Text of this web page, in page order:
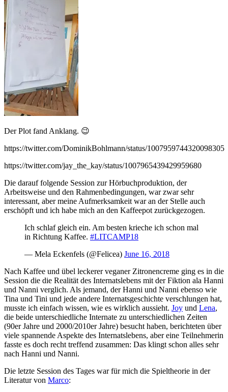
Der Plot fand Anklang. 😉
https://twitter.com/DominikBohlmann/status/1007959744320098305
https://twitter.com/jay_the_kay/status/1007965439429959680
Die darauf folgende Session zur Hörbuchproduktion, der
Arbeitsweise und den Rahmenbedingungen, war zwar sehr
interessant, aber meine Aufmerksamkeit war an der Stelle auch
erschöpft und ich habe mich an den Kaffeepot zurückgezogen.
Ich schlaf gleich ein. Am besten krieche ich schon mal
in Richtung Kaffee. #LITCAMP18
— Mela Eckenfels (@Felicea) June 16, 2018
Nach Kaffee und übel leckerer veganer Zitronencreme ging es in die
Session die die Realität des Internatslebens mit der Fiktion ala Hanni
und Nanni verglich. Als jemand, der Hanni und Nanni ebenso wie
Tina und Tini und jede andere Internatsgeschichte verschlungen hat,
musste ich einfach wissen, wie es wirklich aussieht. Joy und Lena,
die beide unterschiedliche Internate zu unterschiedlichen Zeiten
(90er Jahre und 2000/2010er Jahre) besucht haben, berichteten über
viele spannende Aspekte des Internatslebens, aber eine Teilnehmerin
fasste es doch recht treffend zusammen: Das klingt schon alles sehr
nach Hanni und Nanni.
Die letzte Session des Tages war für mich die Spieltheorie in der
Literatur von Marco: